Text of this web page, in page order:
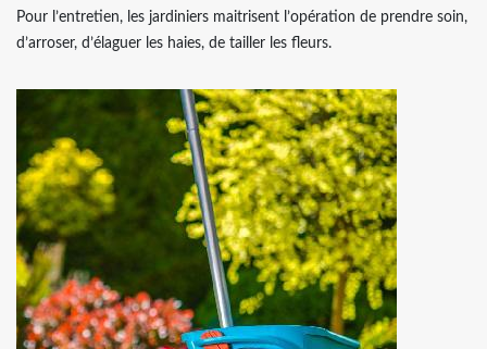
Pour l’entretien, les jardiniers maitrisent l’opération de prendre soin,
d’arroser, d’élaguer les haies, de tailler les fleurs.